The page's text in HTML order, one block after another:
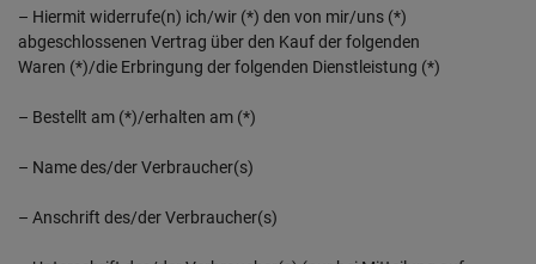
– Hiermit widerrufe(n) ich/wir (*) den von mir/uns (*)
abgeschlossenen Vertrag über den Kauf der folgenden
Waren (*)/die Erbringung der folgenden Dienstleistung (*)
– Bestellt am (*)/erhalten am (*)
– Name des/der Verbraucher(s)
– Anschrift des/der Verbraucher(s)